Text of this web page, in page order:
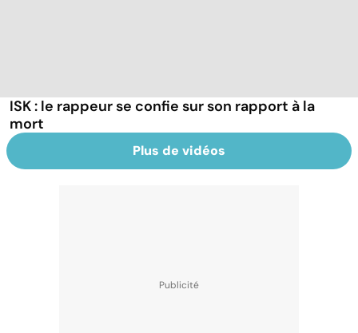
ISK : le rappeur se confie sur son rapport à la
mort
Plus de vidéos